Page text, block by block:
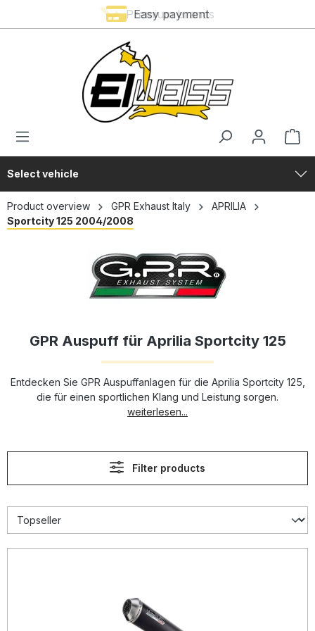
Premium brands
Easy payment
Select vehicle
Product overview GPR Exhaust Italy
APRILIA
Sportcity 125 2004/2008
GPR Auspuff für Aprilia Sportcity 125
Entdecken Sie GPR Auspuffanlagen für die Aprilia Sportcity 125,
die für einen sportlichen Klang und Leistung sorgen.
weiterlesen...
Filter products